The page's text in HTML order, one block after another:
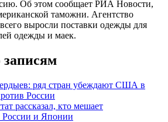
Об этом сообщает РИА Новости,
таможни. Агентство
выросли поставки одежды для
одежды и маек.
ряд стран убеждают США в
России
рассказал, кто мешает
России и Японии